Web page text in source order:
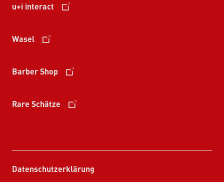
u+i interact
Wasel
Barber Shop
Rare Schätze
Datenschutzerklärung